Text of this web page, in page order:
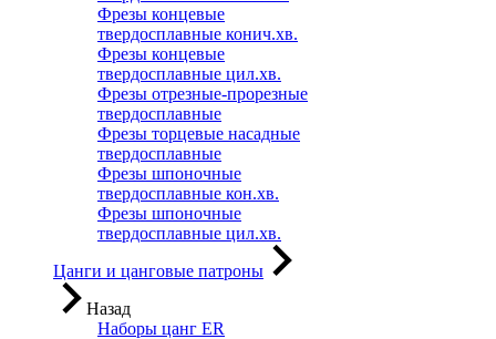
Фрезы концевые
твердосплавные конич.хв.
Фрезы концевые
твердосплавные цил.хв.
Фрезы отрезные-прорезные
твердосплавные
Фрезы торцевые насадные
твердосплавные
Фрезы шпоночные
твердосплавные кон.хв.
Фрезы шпоночные
твердосплавные цил.хв.
Цанги и цанговые патроны
Назад
Наборы цанг ER